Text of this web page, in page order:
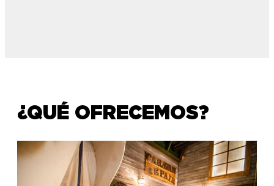
¿QUÉ OFRECEMOS?